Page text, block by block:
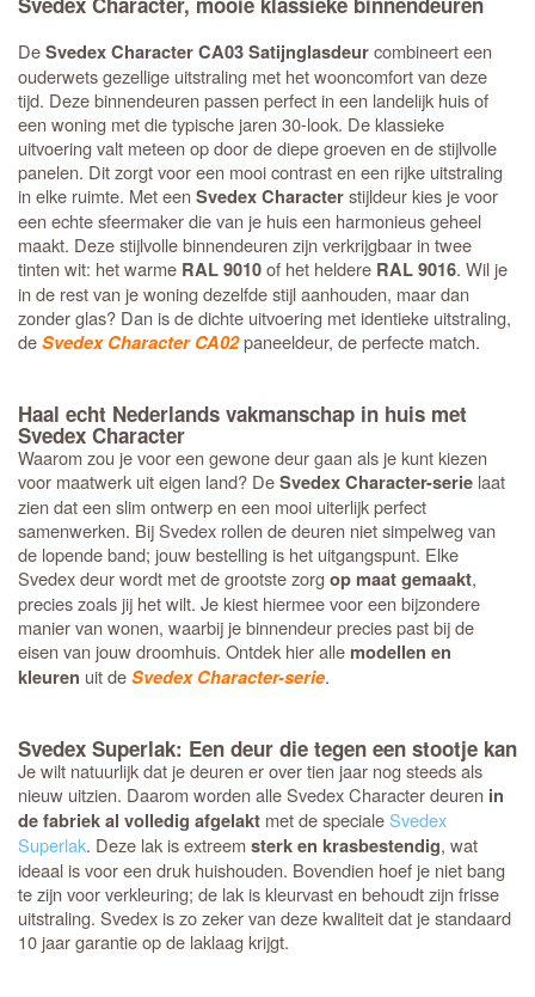
DeSvedex Character CA03 Satijnglasdeurcombineert een
ouderwets gezellige uitstraling met het wooncomfort van deze
tijd. Deze binnendeuren passen perfect in een landelijk huis of
een woning met die typische jaren 30-look. De klassieke
uitvoering valt meteen op door de diepe groeven en de stijlvolle
panelen. Dit zorgt voor een mooi contrast en een rijke uitstraling
in elke ruimte. Met eenSvedex Characterstijldeur kies je voor
een echte sfeermaker die van je huis een harmonieus geheel
maakt. Deze stijlvolle binnendeuren zijn verkrijgbaar in twee
tinten wit: het warme RAL 9010of het heldere RAL 9016. Wil je
in de rest van je woning dezelfde stijl aanhouden, maar dan
zonder glas? Dan is de dichte uitvoering met identieke uitstraling,
deSvedex Character CA02paneeldeur, de perfecte match.
Haal echt Nederlands vakmanschap in huis met
Svedex Character
Waarom zou je voor een gewone deur gaan als je kunt kiezen
voor maatwerk uit eigen land? DeSvedex Character-serie laat
zien dat een slim ontwerp en een mooi uiterlijk perfect
samenwerken. Bij Svedex rollen de deuren niet simpelweg van
de lopende band; jouw bestelling is het uitgangspunt. Elke
Svedex deur wordt met de grootste zorgop maat gemaakt,
precies zoals jij het wilt. Je kiest hiermee voor een bijzondere
manier van wonen, waarbij je binnendeur precies past bij de
eisen van jouw droomhuis. Ontdek hier alle modellen en
kleuren uit deSvedex Character-serie.
Svedex Superlak: Een deur die tegen een stootje kan
Je wilt natuurlijk dat je deuren er over tien jaar nog steeds als
nieuw uitzien. Daarom worden alle Svedex Character deuren in
de fabriek al volledig afgelakt met de specialeSvedex
Superlak. Deze lak is extreemsterk en krasbestendig, wat
ideaal is voor een druk huishouden. Bovendien hoef je niet bang
te zijn voor verkleuring; de lak is kleurvast en behoudt zijn frisse
uitstraling. Svedex is zo zeker van deze kwaliteit dat je standaard
10 jaar garantie op de laklaag krijgt.